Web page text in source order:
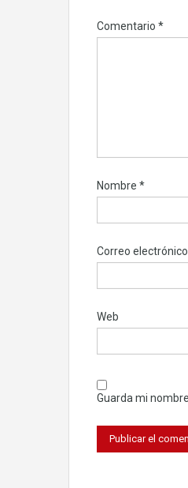
Comentario *
Nombre *
Correo electrónico
Web
Guarda mi